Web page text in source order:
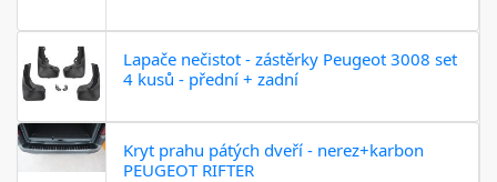
Lapače nečistot - zástěrky Peugeot 3008 set
4 kusů - přední + zadní
Kryt prahu pátých dveří - nerez+karbon
PEUGEOT RIFTER